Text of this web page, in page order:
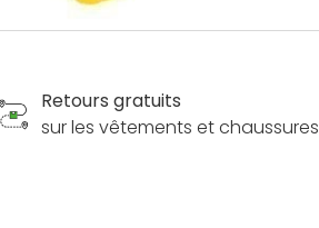
Retours gratuits
sur les vêtements et chaussures